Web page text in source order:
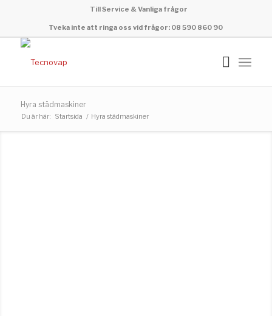
Till Service & Vanliga frågor
Tveka inte att ringa oss vid frågor: 08 590 860 90
Hyra städmaskiner
Du är här: Startsida / Hyra städmaskiner